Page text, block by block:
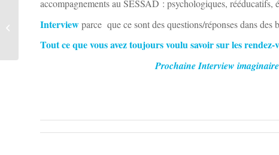
accompagnements au SESSAD : psychologiques,
Interviewparce que ce sont des questions/réponses dans des
Tout ce que vous avez toujours voulu savoir sur les rendez-
Prochaine Interview
La fonction de Référent